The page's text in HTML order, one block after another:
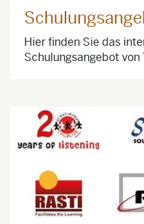
Hier finden Sie das
Schulungsangebot von